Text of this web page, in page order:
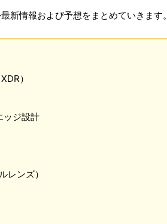
新情報および予想をまとめていきます。
）
ッジ設計
レンズ）